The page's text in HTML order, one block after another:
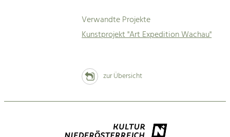
Verwandte Projekte
Kunstprojekt "Art Expedition Wachau"
zur Übersicht